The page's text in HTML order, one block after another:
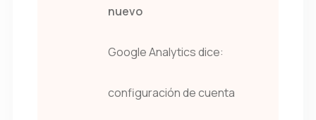
nuevo
Google Analytics dice:
configuración de cuenta